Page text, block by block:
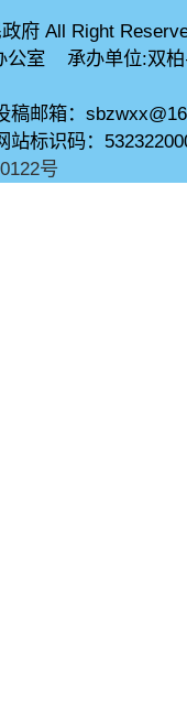
府 All Right
公室 承办单位:双
稿邮箱：
站标识码：
号